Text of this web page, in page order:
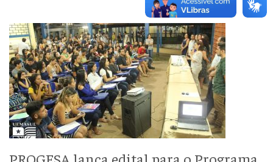
PROGESA lança edital para o Programa